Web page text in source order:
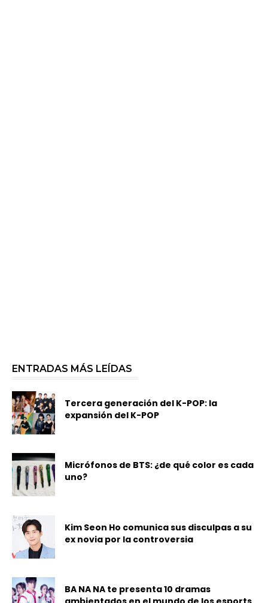
ENTRADAS MÁS LEÍDAS
Tercera generación del K-POP: la
expansión del K-POP
Micrófonos de BTS: ¿de qué color es cada
uno?
Kim Seon Ho comunica sus disculpas a su
ex novia por la controversia
BA NA NA te presenta 10 dramas